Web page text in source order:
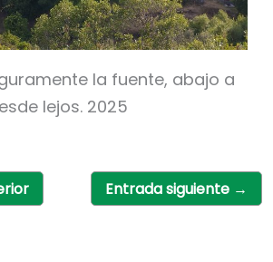
la fuente, abajo a
lejos. 2025
Entrada siguiente →